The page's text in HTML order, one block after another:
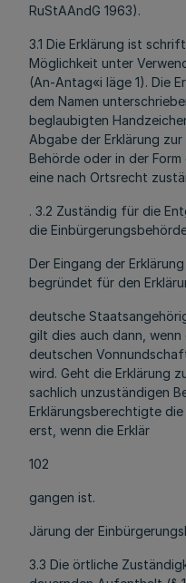
RuStAAndG 1963).
3.1 Die Erklärung ist
Möglichkeit unter
(An-Antag«i läge 1). Die
dem Namen
beglaubigten
Abgabe der Erklärung
Behörde oder in der
eine nach Ortsrecht
. 3.2 Zuständig für die
die
Der Eingang der
begründet für den
deutsche
gilt dies auch dann, wenn
deutschen
wird. Geht die Erklärung
sachlich unzuständigen
Erklärungsberechtigte
erst, wenn die Erklär
102
gangen ist.
Järung der
3.3 Die örtliche